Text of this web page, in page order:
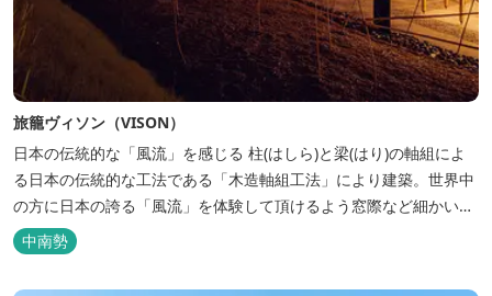
旅籠ヴィソン（VISON）
日本の伝統的な「風流」を感じる 柱(はしら)と梁(はり)の軸組によ
る日本の伝統的な工法である「木造軸組工法」により建築。世界中
の方に日本の誇る「風流」を体験して頂けるよう窓際など細かいデ
ィテールにこだわりました。4棟から成る旅籠棟では各棟1階に入居
するテナントプロデュースにより洗練された世界観を各客室でお楽
しみいただけ...
中南勢